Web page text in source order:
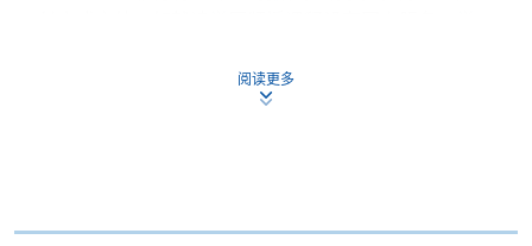
（Online Alipay）或转数快（FPS）缴付学费，详情请
网上报名服务
阅读更多